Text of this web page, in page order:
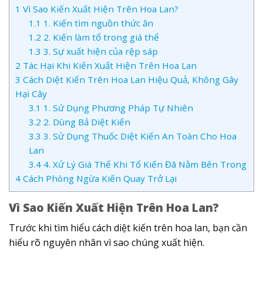
1 Vì Sao Kiến Xuất Hiện Trên Hoa Lan?
1.1 1. Kiến tìm nguồn thức ăn
1.2 2. Kiến làm tổ trong giá thể
1.3 3. Sự xuất hiện của rệp sáp
2 Tác Hại Khi Kiến Xuất Hiện Trên Hoa Lan
3 Cách Diệt Kiến Trên Hoa Lan Hiệu Quả, Không Gây
Hại Cây
3.1 1. Sử Dụng Phương Pháp Tự Nhiên
3.2 2. Dùng Bả Diệt Kiến
3.3 3. Sử Dụng Thuốc Diệt Kiến An Toàn Cho Hoa
Lan
3.44. Xử Lý Giá Thể Khi Tổ Kiến Đã Nằm Bên Trong
4 Cách Phòng Ngừa Kiến Quay Trở Lại
Vì Sao Kiến Xuất Hiện Trên Hoa Lan?
Trước khi tìm hiểu cách diệt kiến trên hoa lan, bạn cần
hiểu rõ nguyên nhân vì sao chúng xuất hiện.